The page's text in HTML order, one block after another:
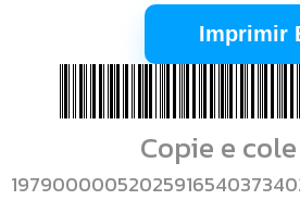
Imprimir
Copie e